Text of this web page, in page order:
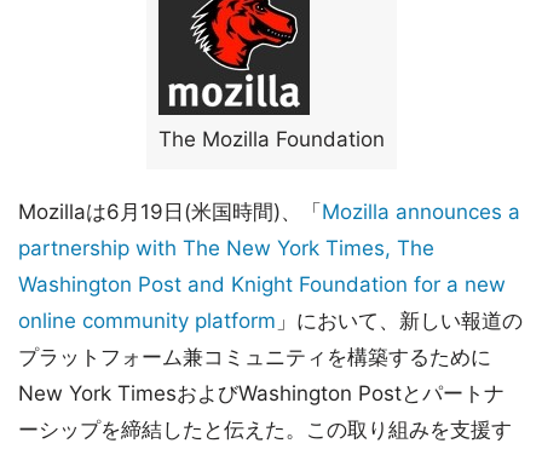
The Mozilla Foundation
Mozillaは6月19日(米国時間)、「 Mozilla announces a
partnership with The New York Times, The
Washington Post and Knight Foundation for a new
online community platform 」において、新しい報道の
プラットフォーム兼コミュニティを構築するために
New York TimesおよびWashington Postとパートナ
ーシップを締結したと伝えた。この取り組みを支援す